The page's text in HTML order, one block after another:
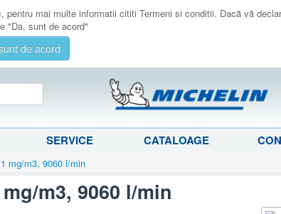
mai multe informatii cititi Termeni si conditii. Dacă vă
"Da, sunt de acord"
de acord
SERVICE CATALOAGE
mg/m3, 9060 l/min
m3, 9060 l/min